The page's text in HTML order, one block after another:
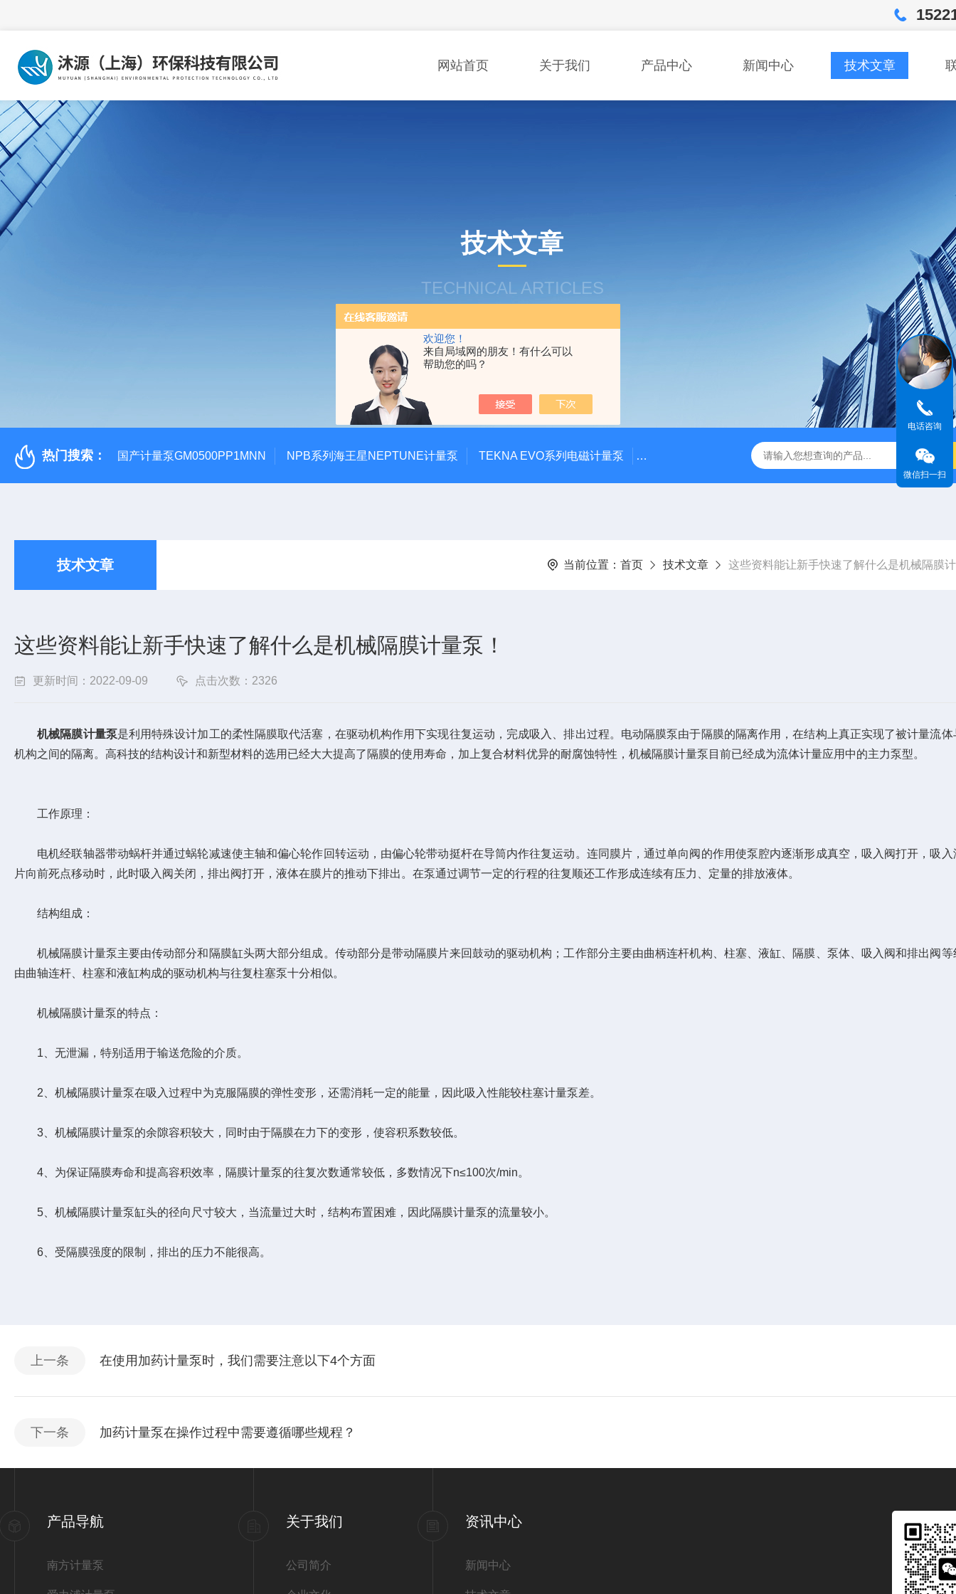
欢迎您！
来自局域网的朋友！有什么可以
帮助您的吗？
网站首页 关于我们 产品中心 新闻中心 技术文章
技术文章
TECHNICAL ARTICLES
热门搜索： 国产计量泵GM0500PP1MNN NPB系列海王星NEPTUNE计量泵 TEKNA EVO系列电磁计量泵 脉冲阻尼器 NPB0330PQ1MNN海王星Neptune计量泵/美
技术文章 当前位置： 首页 技术文章 这些资料能让新手快速了解什么是机械隔膜
这些资料能让新手快速了解什么是机械隔膜计量泵！
更新时间：2022-09-09 点击次数：2326
机械隔膜计量泵是利用特殊设计加工的柔性隔膜取代活塞，在驱动机构作用下实现往复运动，完成吸入、排出过程。电动隔膜泵由于隔膜的隔离作用，在结构上真正实现了被计量流体
机构之间的隔离。高科技的结构设计和新型材料的选用已经大大提高了隔膜的使用寿命，加上复合材料优异的耐腐蚀特性，机械隔膜计量泵目前已经成为流体计量应用中的主力泵型。
工作原理：
电机经联轴器带动蜗杆并通过蜗轮减速使主轴和偏心轮作回转运动，由偏心轮带动挺杆在导筒内作往复运动。连同膜片，通过单向阀的作用使泵腔内逐渐形成真空，吸入阀打开，吸入
片向前死点移动时，此时吸入阀关闭，排出阀打开，液体在膜片的推动下排出。在泵通过调节一定的行程的往复顺还工作形成连续有压力、定量的排放液体。
结构组成：
机械隔膜计量泵主要由传动部分和隔膜缸头两大部分组成。传动部分是带动隔膜片来回鼓动的驱动机构；工作部分主要由曲柄连杆机构、柱塞、液缸、隔膜、泵体、吸入阀和排出阀等
由曲轴连杆、柱塞和液缸构成的驱动机构与往复柱塞泵十分相似。
机械隔膜计量泵的特点：
1、无泄漏，特别适用于输送危险的介质。
2、机械隔膜计量泵在吸入过程中为克服隔膜的弹性变形，还需消耗一定的能量，因此吸入性能较柱塞计量泵差。
3、机械隔膜计量泵的余隙容积较大，同时由于隔膜在力下的变形，使容积系数较低。
4、为保证隔膜寿命和提高容积效率，隔膜计量泵的往复次数通常较低，多数情况下n≤100次/min。
5、机械隔膜计量泵缸头的径向尺寸较大，当流量过大时，结构布置困难，因此隔膜计量泵的流量较小。
6、受隔膜强度的限制，排出的压力不能很高。
上一条 在使用加药计量泵时，我们需要注意以下4个方面
下一条 加药计量泵在操作过程中需要遵循哪些规程？
产品导航
南方计量泵
关于我们
公司简介
资讯中心
新闻中心
电话咨询
微信扫一扫